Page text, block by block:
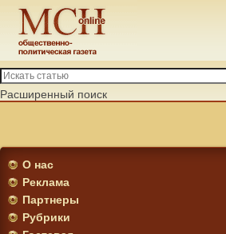
Расширенный поиск
О нас
Реклама
Партнеры
Рубрики